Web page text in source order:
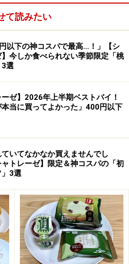
プリン」194円
194円（税込）
治抹茶ミルクプリン」194円
プリンにはロングセラー商品
今の季節だけ限定の宇治抹茶
プリン。こしあんとホイップク
味がふわっと広がるミルクプ
んとした食感が特徴的です。
ソースとホイップクリームが
て読みたい
以下の神コスパで最高…！」【シ
】今しか食べられない季節限定「桃
3選
ーゼ】2026年上半期ベストバイ！
本当に買ってよかった」400円以下
ていてなかなか買えませんでし
トレーゼ】限定＆神コスパの「初
3選